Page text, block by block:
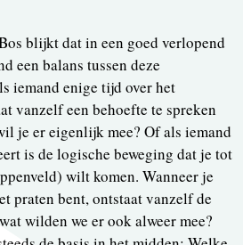
blijkt dat in een goed verlopend
een balans tussen deze
iemand enige tijd over het
vanzelf een behoefte te spreken
je er eigenlijk mee? Of als iemand
is de logische beweging dat je tot
wilt komen. Wanneer je
praten bent, ontstaat vanzelf de
wilden we er ook alweer mee?